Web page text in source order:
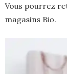
Vous pourrez
magasins Bio.